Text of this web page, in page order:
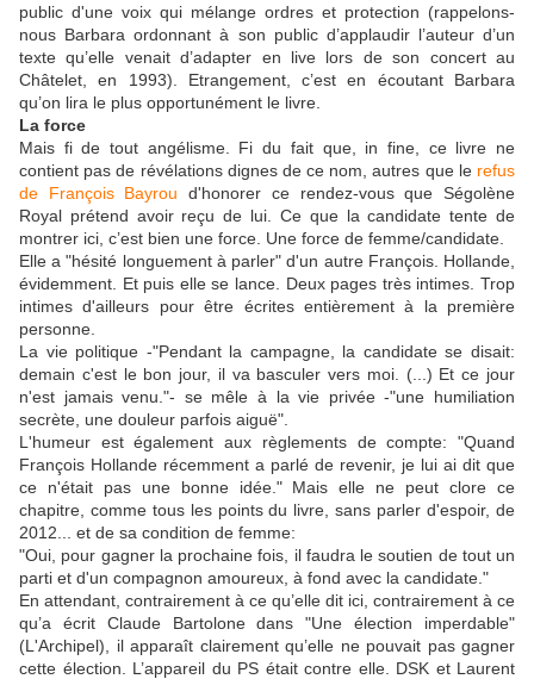
public d'une voix qui mélange ordres et protection (rappelons-
nous Barbara ordonnant à son public d’applaudir l’auteur d’un
texte qu’elle venait d’adapter en live lors de son concert au
Châtelet, en 1993). Etrangement, c’est en écoutant Barbara
qu’on lira le plus opportunément le livre.
La force
Mais fi de tout angélisme. Fi du fait que, in fine, ce livre ne
contient pas de révélations dignes de ce nom, autres que le refus
de François Bayrou d'honorer ce rendez-vous que Ségolène
Royal prétend avoir reçu de lui. Ce que la candidate tente de
montrer ici, c’est bien une force. Une force de femme/candidate.
Elle a "hésité longuement à parler" d'un autre François. Hollande,
évidemment. Et puis elle se lance. Deux pages très intimes. Trop
intimes d'ailleurs pour être écrites entièrement à la première
personne.
La vie politique -"Pendant la campagne, la candidate se disait:
demain c'est le bon jour, il va basculer vers moi. (...) Et ce jour
n'est jamais venu."- se mêle à la vie privée -"une humiliation
secrète, une douleur parfois aiguë".
L'humeur est également aux règlements de compte: "Quand
François Hollande récemment a parlé de revenir, je lui ai dit que
ce n'était pas une bonne idée." Mais elle ne peut clore ce
chapitre, comme tous les points du livre, sans parler d'espoir, de
2012... et de sa condition de femme:
"Oui, pour gagner la prochaine fois, il faudra le soutien de tout un
parti et d'un compagnon amoureux, à fond avec la candidate."
En attendant, contrairement à ce qu’elle dit ici, contrairement à ce
qu’a écrit Claude Bartolone dans "Une élection imperdable"
(L'Archipel), il apparaît clairement qu’elle ne pouvait pas gagner
cette élection. L’appareil du PS était contre elle. DSK et Laurent